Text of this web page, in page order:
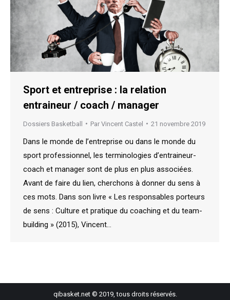
Sport et entreprise : la relation
entraineur / coach / manager
Dossiers Basketball Par Vincent Castel 21 novembre 2019
Dans le monde de l’entreprise ou dans le monde du
sport professionnel, les terminologies d’entraineur-
coach et manager sont de plus en plus associées.
Avant de faire du lien, cherchons à donner du sens à
ces mots. Dans son livre « Les responsables porteurs
de sens : Culture et pratique du coaching et du team-
building » (2015), Vincent…
qibasket.net © 2019, tous droits réservés.